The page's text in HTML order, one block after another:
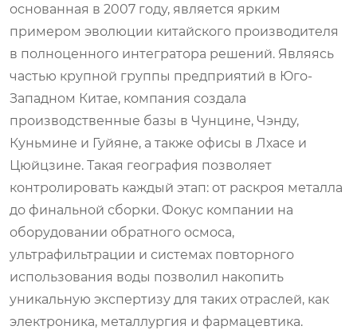
основанная в 2007 году, является ярким
примером эволюции китайского производителя
в полноценного интегратора решений. Являясь
частью крупной группы предприятий в Юго-
Западном Китае, компания создала
производственные базы в Чунцине, Чэнду,
Куньминe и Гуйяне, а также офисы в Лхасе и
Цюйцзине. Такая география позволяет
контролировать каждый этап: от раскроя металла
до финальной сборки. Фокус компании на
оборудовании обратного осмоса,
ультрафильтрации и системах повторного
использования воды позволил накопить
уникальную экспертизу для таких отраслей, как
электроника, металлургия и фармацевтика.